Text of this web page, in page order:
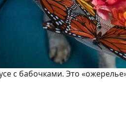
с бабочками. Это